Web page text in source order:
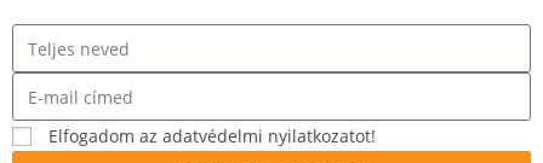
Elfogadom az adatvédelmi nyilatkozatot!